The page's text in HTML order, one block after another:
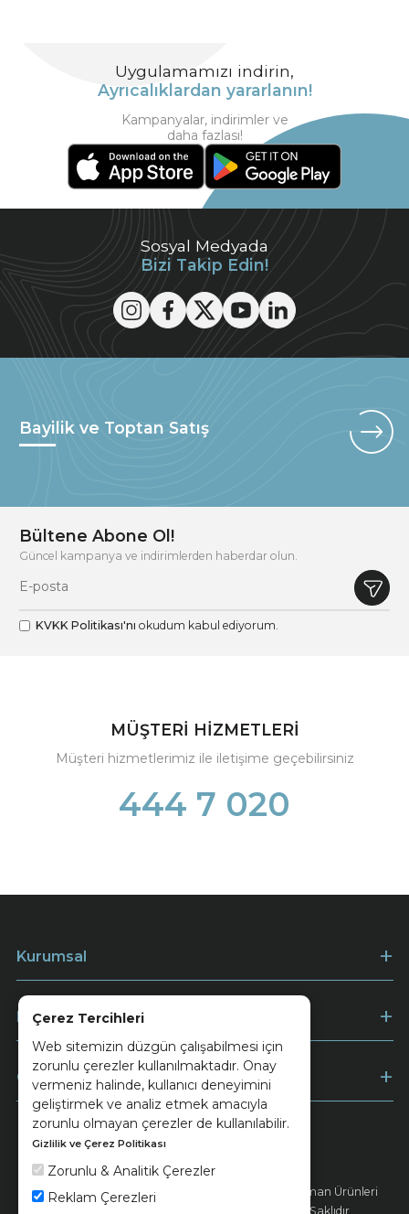
Çerez Tercihleri
Web sitemizin düzgün çalışabilmesi için
zorunlu çerezler kullanılmaktadır. Onay
vermeniz halinde, kullanıcı deneyimini
geliştirmek ve analiz etmek amacıyla
zorunlu olmayan çerezler de kullanılabilir.
Gizlilik ve Çerez Politikası
Zorunlu & Analitik Çerezler
Reklam Çerezleri
Sosyal Medyada
Bizi Takip Edin!
Uygulamamızı indirin,
Ayrıcalıklardan yararlanın!
Kampanyalar, indirimler ve
daha fazlası!
Bayilik ve Toptan Satış
Bültene Abone Ol!
Güncel kampanya ve indirimlerden haberdar olun.
KVKK Politikası'nı okudum kabul ediyorum.
MÜŞTERİ HİZMETLERİ
Müşteri hizmetlerimiz ile iletişime geçebilirsiniz
444 7 020
Kurumsal
Müşteri Hizmetleri
Ödeme
© 2026 Ünsa Madencilik Turizm Enerji Seramik Orman Ürünleri
Elektrik Üretim San. ve Tic. A.Ş. - Tüm Hakları Saklıdır